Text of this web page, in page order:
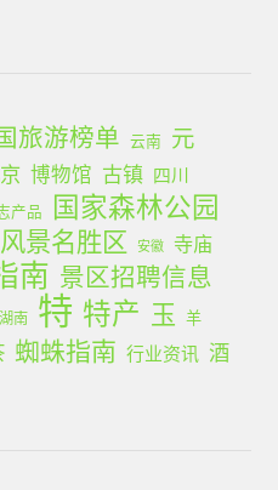
旅游榜单 云南 元
博物馆 古镇 四川
产品 国家森林公园
景名胜区 安徽 寺庙
南 景区招聘信息
湖南 特 特产 玉 羊
蜘蛛指南 行业资讯 酒